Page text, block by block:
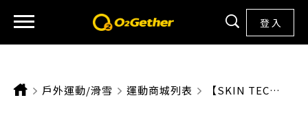
登 入
戶外運動/滑雪 運動商城列表 CURRENT: 【SKIN TECHNOLOGY】 25%派卡瑞丁 12H長效防蚊滾珠 60ML